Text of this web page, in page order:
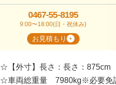
0467-55-8195
9:00〜18:00(日・祝休み)
お見積もり
☆【外寸】長さ：長さ：
☆車両総重量 7980kg※必要免